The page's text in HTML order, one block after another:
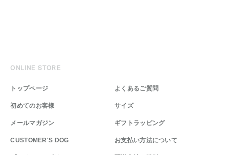
ONLINE STORE
トップページ
初めてのお客様
メールマガジン
CUSTOMER'S DOG
よくあるご質問
サイズ
ギフトラッピング
お支払い方法について